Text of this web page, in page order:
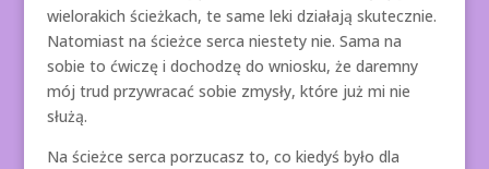
wielorakich ścieżkach, te same leki działają skutecznie.
Natomiast na ścieżce serca niestety nie. Sama na
sobie to ćwiczę i dochodzę do wniosku, że daremny
mój trud przywracać sobie zmysły, które już mi nie
służą.
Na ścieżce serca porzucasz to, co kiedyś było dla